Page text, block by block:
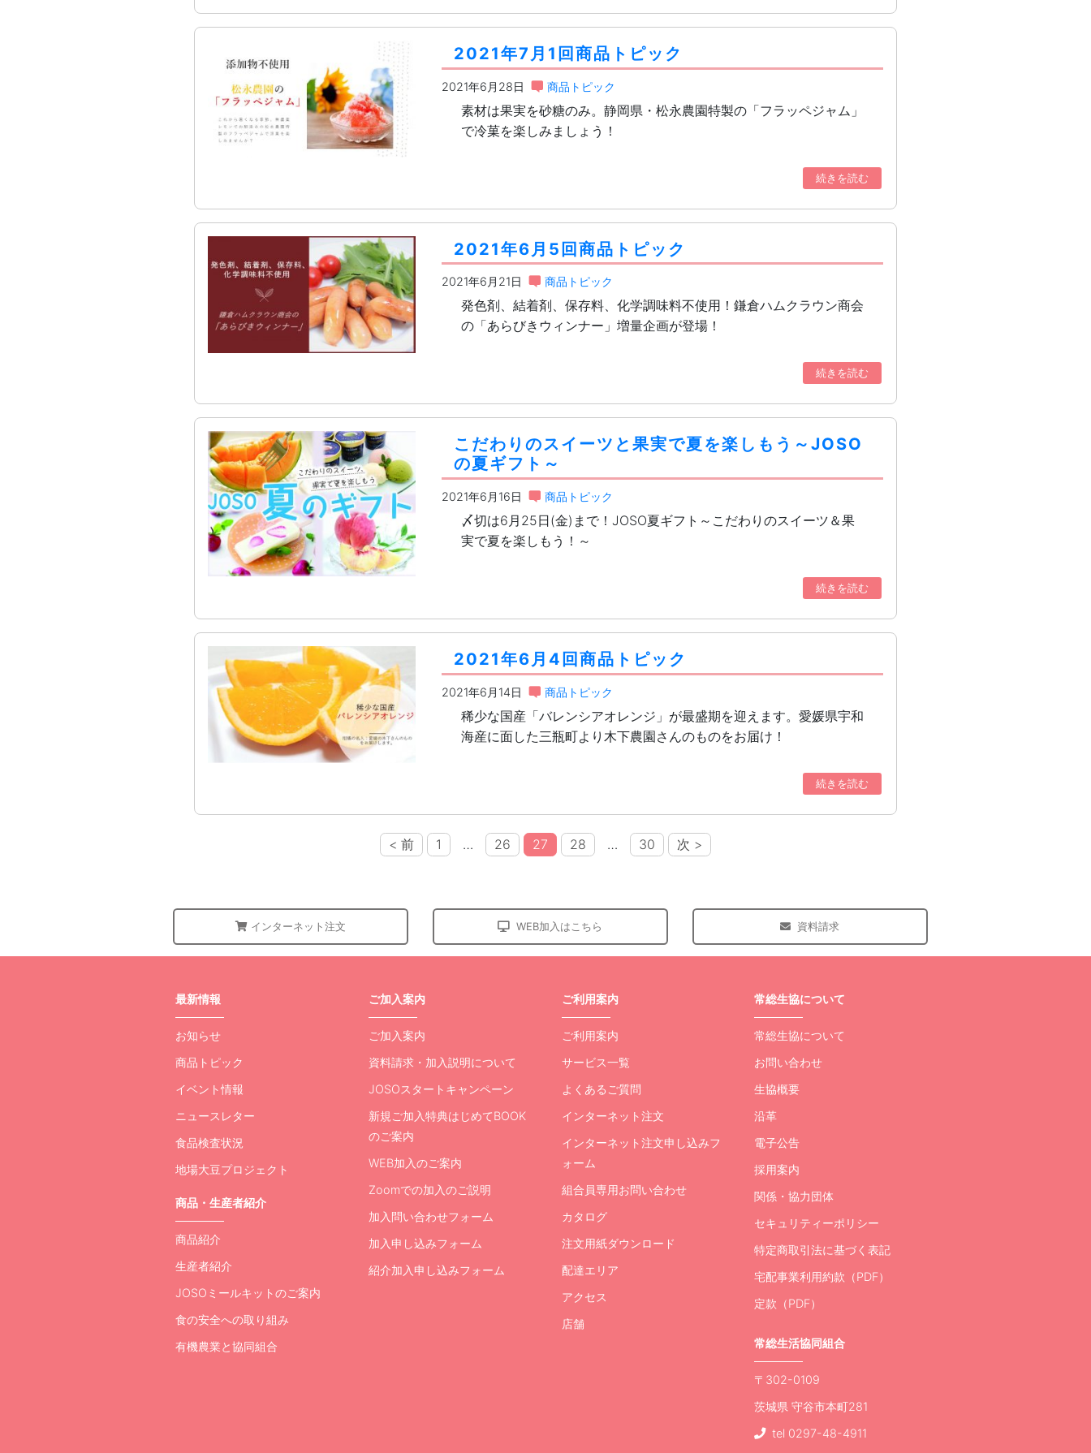
2021年7月1回商品トピック
2021年6月28日 商品トピック
素材は果実を砂糖のみ。静岡県・松永農園特製の「フラッペジャム」
で冷菓を楽しみましょう！
続きを読む
2021年6月5回商品トピック
2021年6月21日 商品トピック
発色剤、結着剤、保存料、化学調味料不使用！鎌倉ハムクラウン商会
の「あらびきウィンナー」増量企画が登場！
続きを読む
こだわりのスイーツと果実で夏を楽しもう～JOSO
の夏ギフト～
2021年6月16日 商品トピック
〆切は6月25日(金)まで！JOSO夏ギフト～こだわりのスイーツ＆果
実で夏を楽しもう！～
続きを読む
2021年6月4回商品トピック
2021年6月14日 商品トピック
稀少な国産「バレンシアオレンジ」が最盛期を迎えます。愛媛県宇和
海産に面した三瓶町より木下農園さんのものをお届け！
続きを読む
< 前 1 … 26 27 28 … 30 次 >
インターネット注文 WEB加入はこちら 資料請求
最新情報
お知らせ
商品トピック
イベント情報
ニュースレター
食品検査状況
地場大豆プロジェクト
商品・生産者紹介
商品紹介
生産者紹介
JOSOミールキットのご案内
食の安全への取り組み
有機農業と協同組合
ご加入案内
ご加入案内
資料請求・加入説明について
JOSOスタートキャンペーン
新規ご加入特典はじめてBOOK
のご案内
WEB加入のご案内
Zoomでの加入のご説明
加入問い合わせフォーム
加入申し込みフォーム
紹介加入申し込みフォーム
ご利用案内
ご利用案内
サービス一覧
よくあるご質問
インターネット注文
インターネット注文申し込みフ
ォーム
組合員専用お問い合わせ
カタログ
注文用紙ダウンロード
配達エリア
アクセス
店舗
常総生協について
常総生協について
お問い合わせ
生協概要
沿革
電子公告
採用案内
関係・協力団体
セキュリティーポリシー
特定商取引法に基づく表記
宅配事業利用約款（PDF）
定款（PDF）
常総生活協同組合
〒302-0109
茨城県 守谷市本町281
tel 0297-48-4911